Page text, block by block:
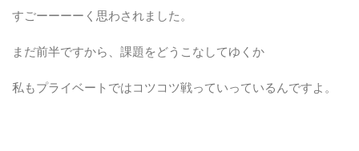
すごーーーーく思わされました。
まだ前半ですから、課題をどうこなしてゆくか
私もプライベートではコツコツ戦っていっているんですよ。